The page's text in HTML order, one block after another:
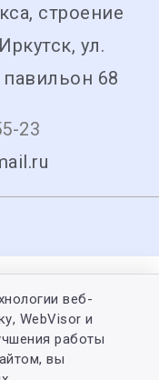
строение
ул.
павильон 68
23
веб-
WebVisor и
работы
вы